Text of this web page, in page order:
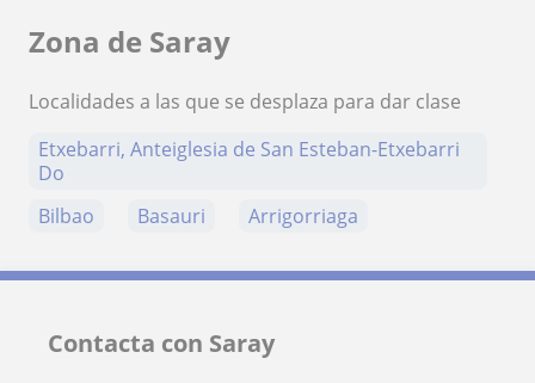
Zona de Saray
Localidades a las que se desplaza para dar clase
Etxebarri, Anteiglesia de San Esteban-Etxebarri
Do
Bilbao
Basauri Arrigorriaga
Contacta con Saray